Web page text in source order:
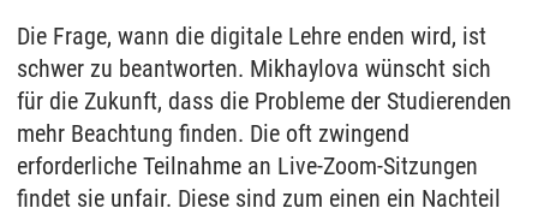
Die Frage, wann die digitale Lehre enden wird, ist
schwer zu beantworten. Mikhaylova wünscht sich
für die Zukunft, dass die Probleme der Studierenden
mehr Beachtung finden. Die oft zwingend
erforderliche Teilnahme an Live-Zoom-Sitzungen
findet sie unfair. Diese sind zum einen ein Nachteil